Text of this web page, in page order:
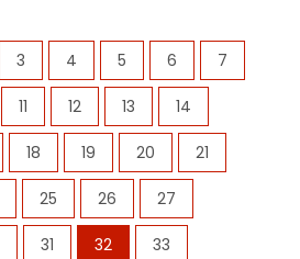
3 4 5 6 7
11 12 13 14
18 19 20 21
25 26 27
31 32 33